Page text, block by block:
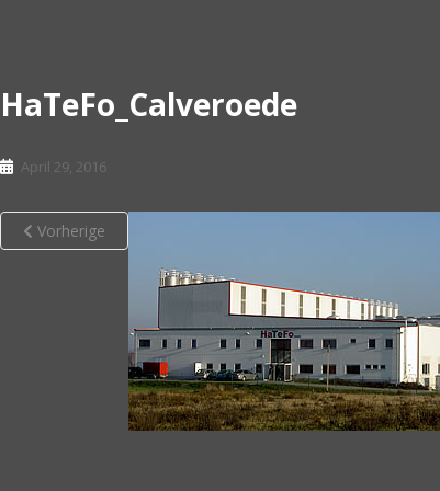
HaTeFo_Calveroede
April 29, 2016
Vorherige